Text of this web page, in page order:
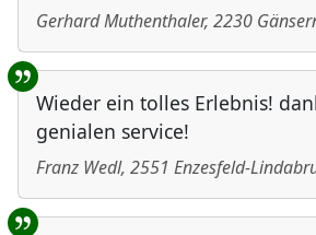
Gerhard Muthenthaler, 2230
Wieder ein tolles Erlebnis!
genialen service!
Franz Wedl, 2551 Enzesfeld-